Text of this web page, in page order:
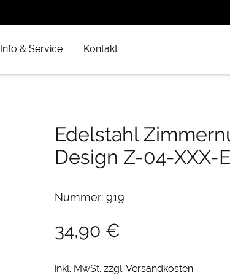
Info & Service Kontakt
Edelstahl
Design Z-04-XXX-E
Nummer: 919
34,90 €
inkl. MwSt. zzgl. Versandkosten